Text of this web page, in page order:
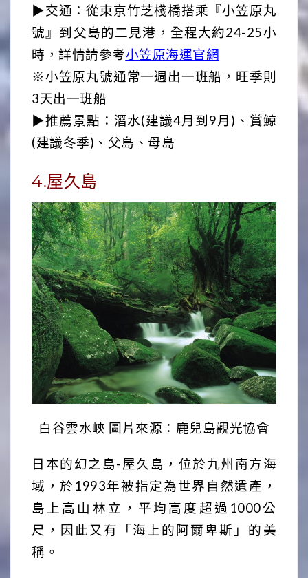
▶交通：從東京竹芝棧橋搭乘『小笠原丸
號』到父島的二見港，全程大約24-25小
時，詳情請參考小笠原海運官網
※小笠原丸號通常一週出一班船，旺季則
3天出一班船
▶推薦景點：潛水(建議4月到9月)、賞鯨
(建議冬季)、父島、母島
4.屋久島
白谷雲水峽 圖片來源：鹿兒島觀光協會
日本的幻之島-屋久島，位於九州南方海
域，於1993年被指定為世界自然遺產，
島上高山林立，平均高度超過1000公
尺，因此又有「海上的阿爾卑斯」的美
稱。